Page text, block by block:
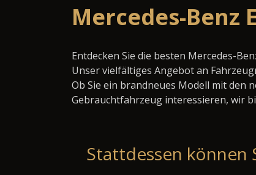
Mercedes-Benz
Entdecken Sie die besten Mercedes-
Unser vielfältiges Angebot an
Ob Sie ein brandneues Modell mit den
Gebrauchtfahrzeug interessieren, wir
Stattdessen können